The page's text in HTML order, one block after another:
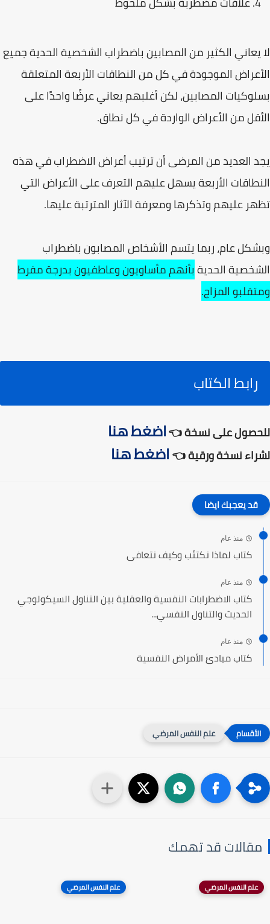
لا يعاني الكثير من المصابين باضطراب الشخصية الحدية جميع
الأعراض الموجودة في كل من النطاقات الأربعة المتعلقة
بسلوكيات المصابين، لكن أغلبهم يعاني عرضًا واحدًا على
الأقل من الأعراض الواردة في كل نطاق.
يجد العديد من المرضى أن ترتيب أعراض الاضطراب في هذه
النطاقات الأربعة يسهل عليهم التعرف على الأعراض التي
تظهر عليهم وتذكرها ومعرفة الآثار المترتبة عليها.
وبشكل عام، ربما يتسم الأشخاص المصابون باضطراب
الشخصية الحديةبأنهم مأساويون وعاطفيون بدرجة مفرط
ومتقلبو المزاج.
رابط الكتاب
للحصول على نسخة 👈اضغط هنا
لشراء نسخة ورقية 👈اضغط هنا
قد يعجبك ايضا
منذ عام
كتاب لماذا نكتئب وكيف نتعافى
منذ عام
كتاب الاضطرابات النفسية والعقلية بين التناول السيكولوجي
الحديث والتناول النفسي...
منذ عام
كتاب مبادئ الأمراض النفسية
علم النفس المرضي
مقالات قد تهمك
علم النفس المرضي علم النفس المرضي